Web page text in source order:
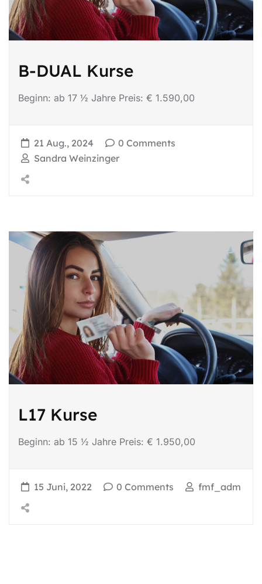
B-DUAL Kurse
Beginn: ab 17 ½ Jahre Preis: € 1.590,00
21 Aug., 2024
0 Comments
Sandra Weinzinger
L17 Kurse
Beginn: ab 15 ½ Jahre Preis: € 1.950,00
15 Juni, 2022 0 Comments fmf_adm